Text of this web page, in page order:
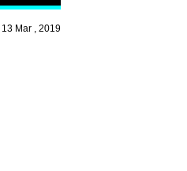
13 Mar , 2019